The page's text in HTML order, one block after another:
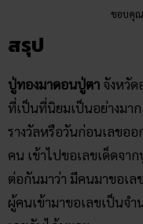
ต่อกันมาว่า มีคนมาขอเ
ผู้คนเข้ามาขอเลขเป็นจ
เลขกันได้นะคะ
ก่อนจากกันไป ใครที่อยา
เชื่อ แรงศรัทธา ทำนาย
เลขเด็ด เราได้ทำการรว
ทุกท่านไว้แล้วที่นี่ที่เดียว
พวกเราได้ในทุกวันที่